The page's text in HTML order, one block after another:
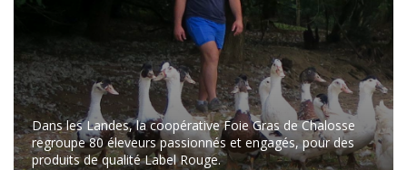
Dans les Landes, la coopérative Foie Gras de Chalosse
regroupe 80 éleveurs passionnés et engagés, pour des
produits de qualité Label Rouge.